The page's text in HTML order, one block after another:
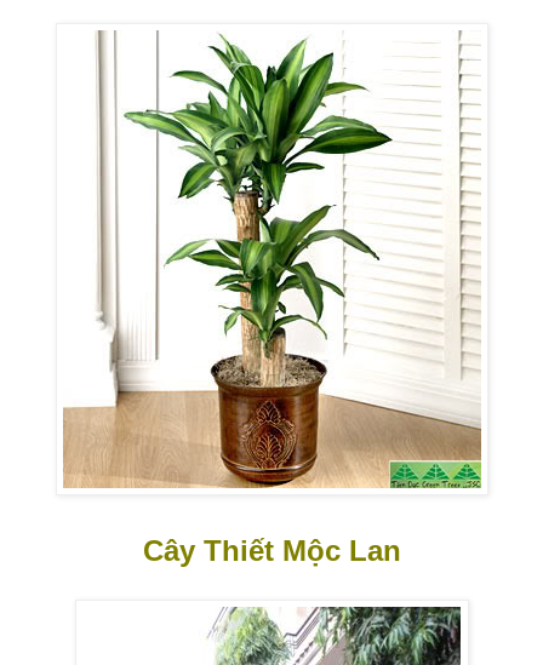
Cây Thiết Mộc Lan